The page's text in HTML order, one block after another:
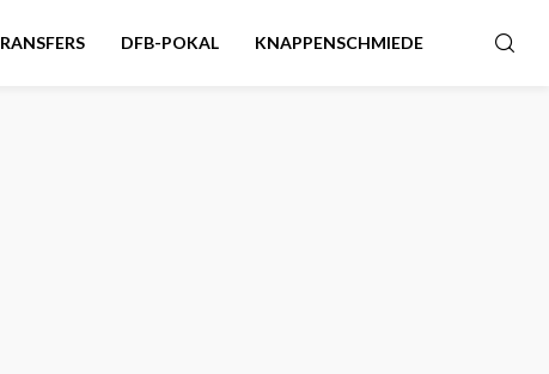
DFB-POKAL KNAPPENSCHMIEDE